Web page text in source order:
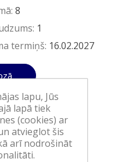
8
1
termiņš: 16.02.2027
visā Latvijā.
par produktu
lapu, Jūs
lapā tiek
(cookies) ar
atvieglot šis
arī nodrošināt